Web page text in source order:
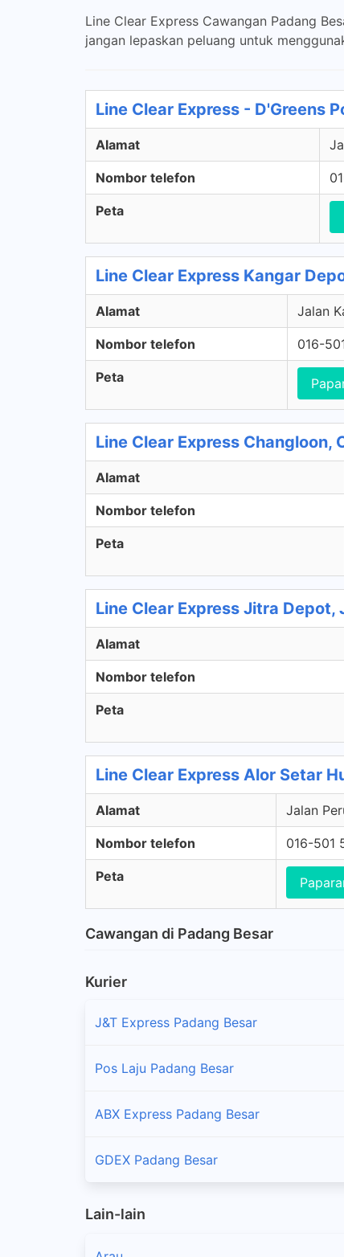
Line Clear Express Cawangan Padang
jangan lepaskan peluang untuk
Line Clear Express - D'Greens
Alamat
Nombor telefon
Peta
Line Clear Express Kangar
Alamat Jalan
Nombor telefon 016-
Peta
Line Clear Express Changloon,
Alamat
Nombor telefon
Peta
Line Clear Express Jitra Depot,
Alamat
Nombor telefon
Peta
Line Clear Express Alor Setar
Alamat Jalan
Nombor telefon 016-501
Peta
Cawangan di Padang Besar
Kurier
J&T Express Padang Besar
Pos Laju Padang Besar
ABX Express Padang Besar
GDEX Padang Besar
Lain-lain